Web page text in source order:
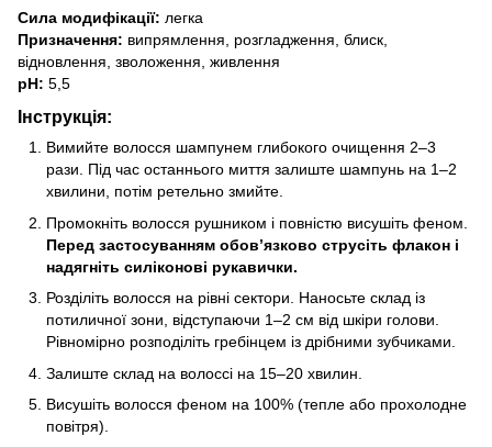
Сила модифікації: легка
Призначення: випрямлення, розгладження, блиск,
відновлення, зволоження, живлення
pH: 5,5
Інструкція:
Вимийте волосся шампунем глибокого очищення 2–3
рази. Під час останнього миття залиште шампунь на 1–2
хвилини, потім ретельно змийте.
Промокніть волосся рушником і повністю висушіть феном.
Перед застосуванням обов’язково струсіть флакон і
надягніть силіконові рукавички.
Розділіть волосся на рівні сектори. Наносьте склад із
потиличної зони, відступаючи 1–2 см від шкіри голови.
Рівномірно розподіліть гребінцем із дрібними зубчиками.
Залиште склад на волоссі на 15–20 хвилин.
Висушіть волосся феном на 100% (тепле або прохолодне
повітря).